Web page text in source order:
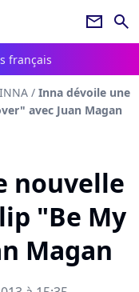
newsletter search
français
/ Inna dévoile une
avec Juan Magan
nouvelle
"Be My
Magan